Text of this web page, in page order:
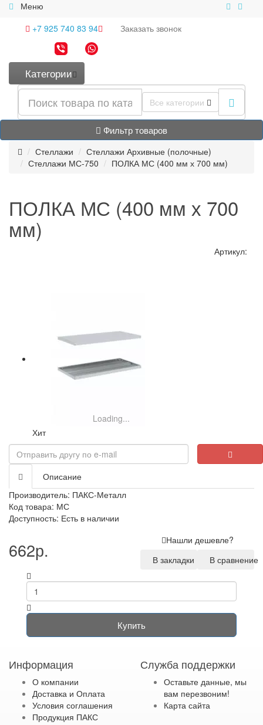
Меню
+7 925 740 83 94
Заказать звонок
Категории
Все категории
Фильтр товаров
Стеллажи
Стеллажи Архивные (полочные)
Стеллажи МС-750
ПОЛКА МС (400 мм х 700 мм)
ПОЛКА МС (400 мм х 700
мм)
Артикул:
Loading...
Хит
Описание
Производитель: ПАКС-Металл
Код товара: МС
Доступность: Есть в наличии
662р.
Нашли дешевле?
В закладки
В сравнение
Купить
Информация
О компании
Доставка и Оплата
Условия соглашения
Продукция ПАКС
Служба поддержки
Оставьте данные, мы
вам перезвоним!
Карта сайта